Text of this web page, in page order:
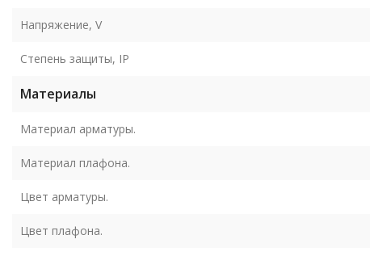
Напряжение, V
Степень защиты, IP
Материалы
Материал арматуры.
Материал плафона.
Цвет арматуры.
Цвет плафона.